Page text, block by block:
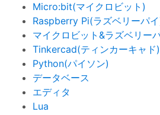
Micro:bit(マイクロビット)
Raspberry Pi(ラズベリーパ
マイクロビット&ラズベリー
Tinkercad(ティンカーキャド)
Python(パイソン)
データベース
エディタ
Lua